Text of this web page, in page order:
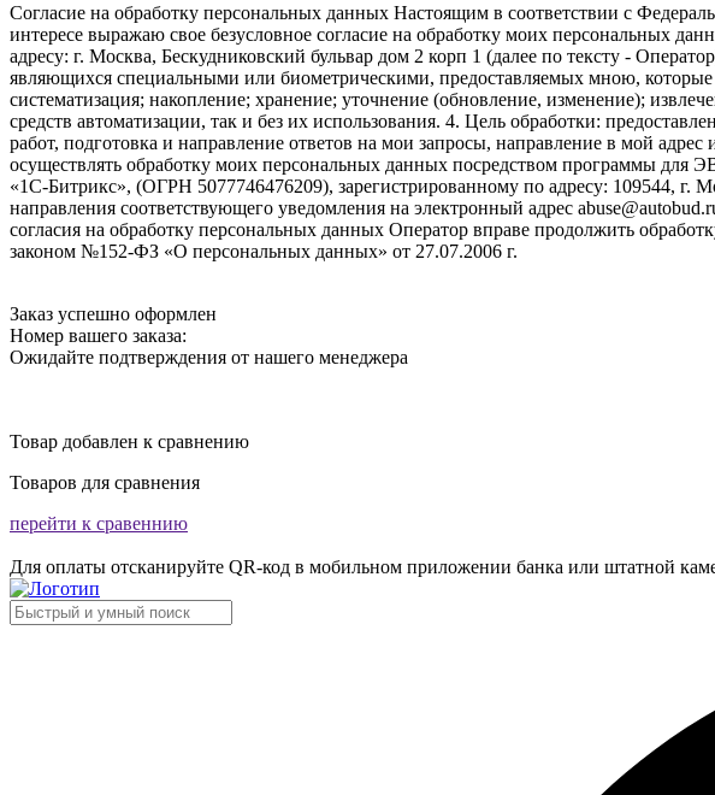
Согласие на обработку персональных данных Настоящим в соответствии с
интересе выражаю свое безусловное согласие на обработку моих персональных
адресу: г. Москва, Бескудниковский бульвар дом 2 корп 1 (далее по тексту -
являющихся специальными или биометрическими, предоставляемых мною,
систематизация; накопление; хранение; уточнение (обновление, изменение);
средств автоматизации, так и без их использования. 4. Цель обработки:
работ, подготовка и направление ответов на мои запросы, направление в мой
осуществлять обработку моих персональных данных посредством программы
«1С-Битрикс», (ОГРН 5077746476209), зарегистрированному по адресу: 109544, г.
направления соответствующего уведомления на электронный адрес
согласия на обработку персональных данных Оператор вправе продолжить
законом №152-ФЗ «О персональных данных» от 27.07.2006 г.
Заказ успешно оформлен
Номер вашего заказа:
Ожидайте подтверждения от нашего менеджера
Товар добавлен к сравнению
Товаров для сравнения
перейти к сравеннию
Для оплаты отсканируйте QR-код в мобильном приложении банка или штатной